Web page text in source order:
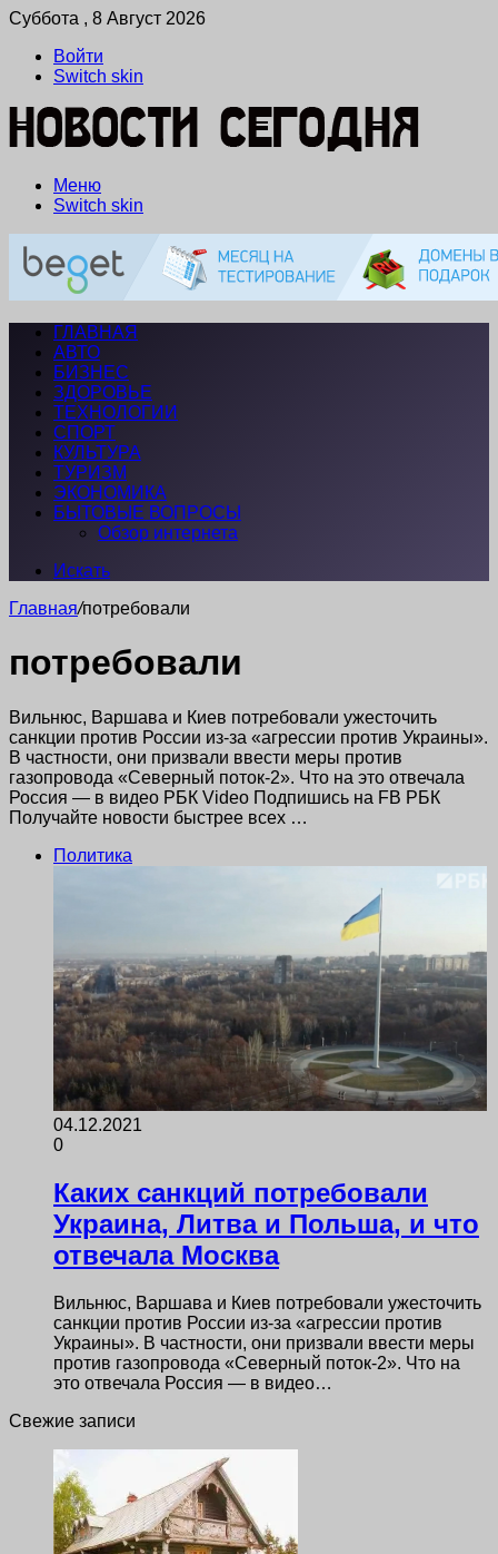
Суббота , 8 Август 2026
Войти
Switch skin
Меню
Switch skin
ГЛАВНАЯ
АВТО
БИЗНЕС
ЗДОРОВЬЕ
ТЕХНОЛОГИИ
СПОРТ
КУЛЬТУРА
ТУРИЗМ
ЭКОНОМИКА
БЫТОВЫЕ ВОПРОСЫ
Обзор интернета
Искать
Главная/потребовали
потребовали
Вильнюс, Варшава и Киев потребовали ужесточить
санкции против России из-за «агрессии против Украины».
В частности, они призвали ввести меры против
газопровода «Северный поток-2». Что на это отвечала
Россия — в видео РБК Video Подпишись на FB РБК
Получайте новости быстрее всех …
Политика
04.12.2021
0
Каких санкций потребовали
Украина, Литва и Польша, и что
отвечала Москва
Вильнюс, Варшава и Киев потребовали ужесточить
санкции против России из-за «агрессии против
Украины». В частности, они призвали ввести меры
против газопровода «Северный поток-2». Что на
это отвечала Россия — в видео…
Свежие записи